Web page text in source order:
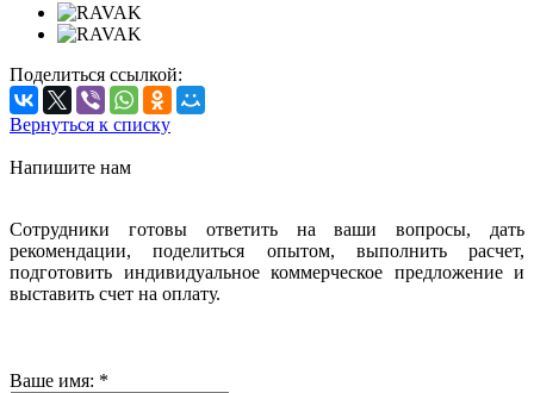
Поделиться ссылкой:
Вернуться к списку
Напишите нам
Сотрудники готовы ответить на ваши вопросы, дать
рекомендации, поделиться опытом, выполнить расчет,
подготовить индивидуальное коммерческое предложение и
выставить счет на оплату.
Ваше имя: *